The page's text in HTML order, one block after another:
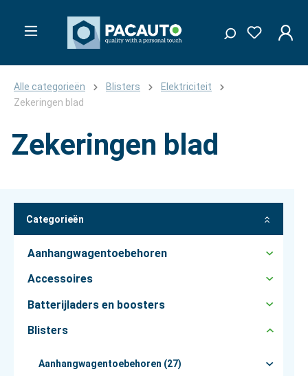
Alle categorieën Blisters
Elektriciteit
Zekeringen blad
Zekeringen blad
Categorieën
Aanhangwagentoebehoren
Accessoires
Batterijladers en boosters
Blisters
Aanhangwagentoebehoren (27)